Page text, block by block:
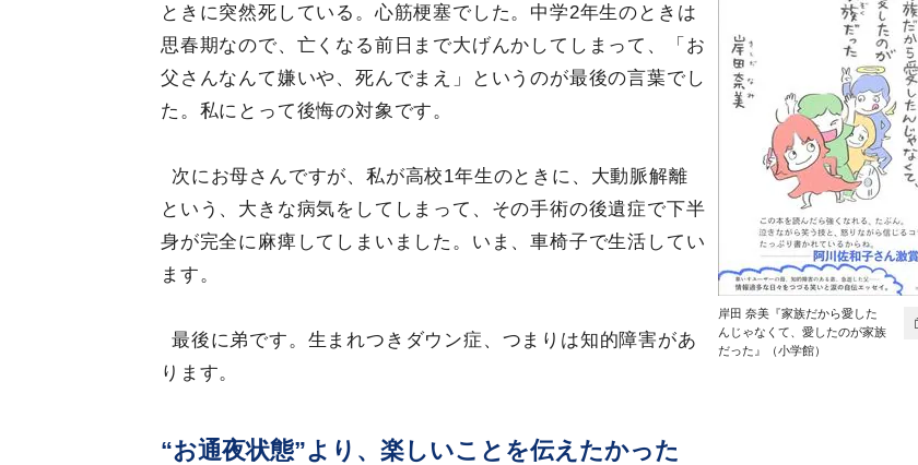
岸田 奈美『家族だから愛した
んじゃなくて、愛したのが家族
だった』（小学館）
ときに突然死している。心筋梗塞でした。中学2年生のときは
思春期なので、亡くなる前日まで大げんかしてしまって、「お
父さんなんて嫌いや、死んでまえ」というのが最後の言葉でし
た。私にとって後悔の対象です。
次にお母さんですが、私が高校1年生のときに、大動脈解離
という、大きな病気をしてしまって、その手術の後遺症で下半
身が完全に麻痺してしまいました。いま、車椅子で生活してい
ます。
最後に弟です。生まれつきダウン症、つまりは知的障害があ
ります。
“お通夜状態”より、楽しいことを伝えたかった